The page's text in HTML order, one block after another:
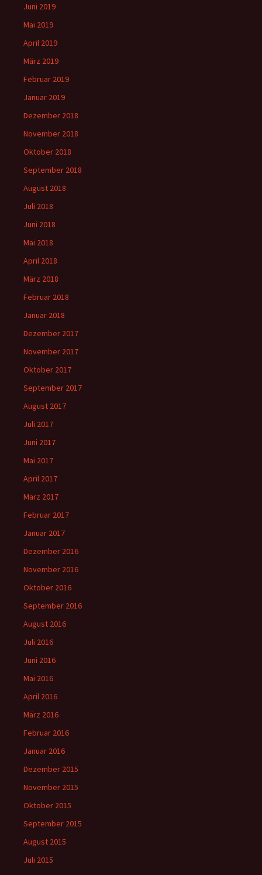
Juni 2019
Mai 2019
April 2019
März 2019
Februar 2019
Januar 2019
Dezember 2018
November 2018
Oktober 2018
September 2018
August 2018
Juli 2018
Juni 2018
Mai 2018
April 2018
März 2018
Februar 2018
Januar 2018
Dezember 2017
November 2017
Oktober 2017
September 2017
August 2017
Juli 2017
Juni 2017
Mai 2017
April 2017
März 2017
Februar 2017
Januar 2017
Dezember 2016
November 2016
Oktober 2016
September 2016
August 2016
Juli 2016
Juni 2016
Mai 2016
April 2016
März 2016
Februar 2016
Januar 2016
Dezember 2015
November 2015
Oktober 2015
September 2015
August 2015
Juli 2015